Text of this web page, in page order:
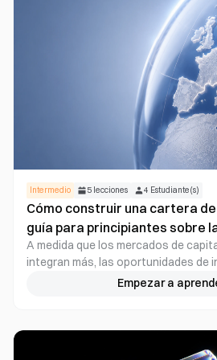
un riesgo y una volatilidad elevados,
adecuados para quienes tienen una
tendencias del mercado a corto
Intermedio 5 lecciones 4 Estudiante(s)
Cómo construir una cartera
guía para principiantes sobre
activos entre mercados
A medida que los mercados de
integran más, las oportunidades de
restringen a un solo país. Desde
nivel global se encuentran en
que la asignación de activos entre
Empezar a